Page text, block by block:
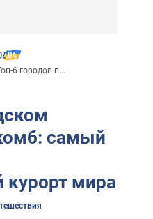
6 городов в...
самый
мира